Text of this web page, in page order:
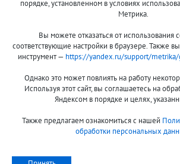
Контакты
Помощь
Принимаем к оплате:
порядке, установленном в условиях
Метрика.
Вы можете отказаться от использования
соответствующие настройки в браузере. Также
инструмент — https://yandex.ru/support/
Однако это может повлиять на работу
Используя этот сайт, вы соглашаетесь на
Яндексом в порядке и целях,
Также предлагаем ознакомиться с нашей
обработки персональных